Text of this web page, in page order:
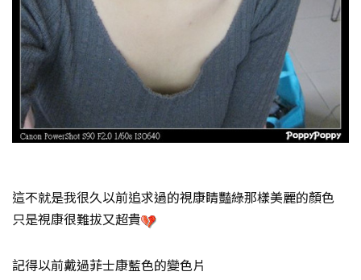
這不就是我很久以前追求過的視康睛豔綠那樣美麗的顏色
只是視康很難拔又超貴
記得以前戴過菲士康藍色的變色片